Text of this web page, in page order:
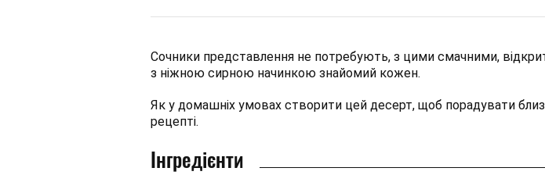
Сочники представлення не потребують, з цими смачними,
з ніжною сирною начинкою знайомий кожен.
Як у домашніх умовах створити цей десерт, щоб порадувати
рецепті.
Інгредієнти